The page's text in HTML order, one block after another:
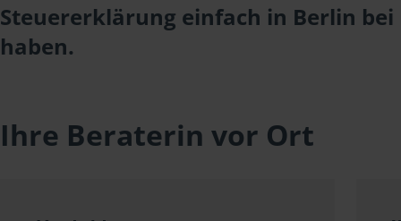
Steuererklärung einfach in Berlin
haben.
Ihre Beraterin vor Ort